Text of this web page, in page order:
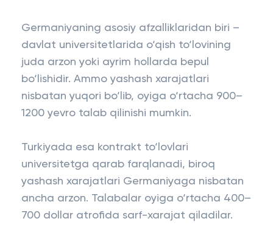
Germaniyaning asosiy afzalliklaridan biri –
davlat universitetlarida o‘qish to‘lovining
juda arzon yoki ayrim hollarda bepul
bo‘lishidir. Ammo yashash xarajatlari
nisbatan yuqori bo‘lib, oyiga o‘rtacha 900–
1200 yevro talab qilinishi mumkin.
Turkiyada esa kontrakt to‘lovlari
universitetga qarab farqlanadi, biroq
yashash xarajatlari Germaniyaga nisbatan
ancha arzon. Talabalar oyiga o‘rtacha 400–
700 dollar atrofida sarf-xarajat qiladilar.